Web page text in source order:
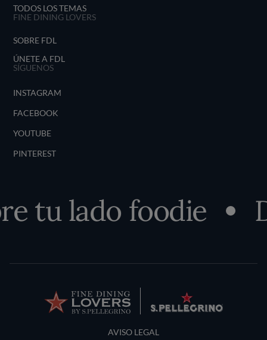
TODOS LOS TEMAS
FINE DINING LOVERS
SOBRE FDL
ÚNETE A FDL
SÍGUENOS
INSTAGRAM
FACEBOOK
YOUTUBE
PINTEREST
tu lado foodie
Terms and Conditions
AVISO LEGAL